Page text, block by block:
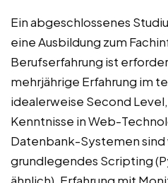
Ein abgeschlossenes
eine Ausbildung zum
Berufserfahrung ist
mehrjährige Erfahrung im
idealerweise Second
Kenntnisse in Web-
Datenbank-Systemen
grundlegendes Scripting